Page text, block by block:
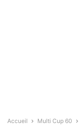
Accueil Multi Cup 60